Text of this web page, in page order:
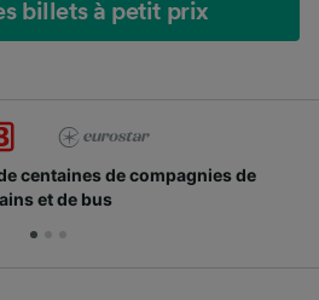
billets à petit prix
compagnies de
Des